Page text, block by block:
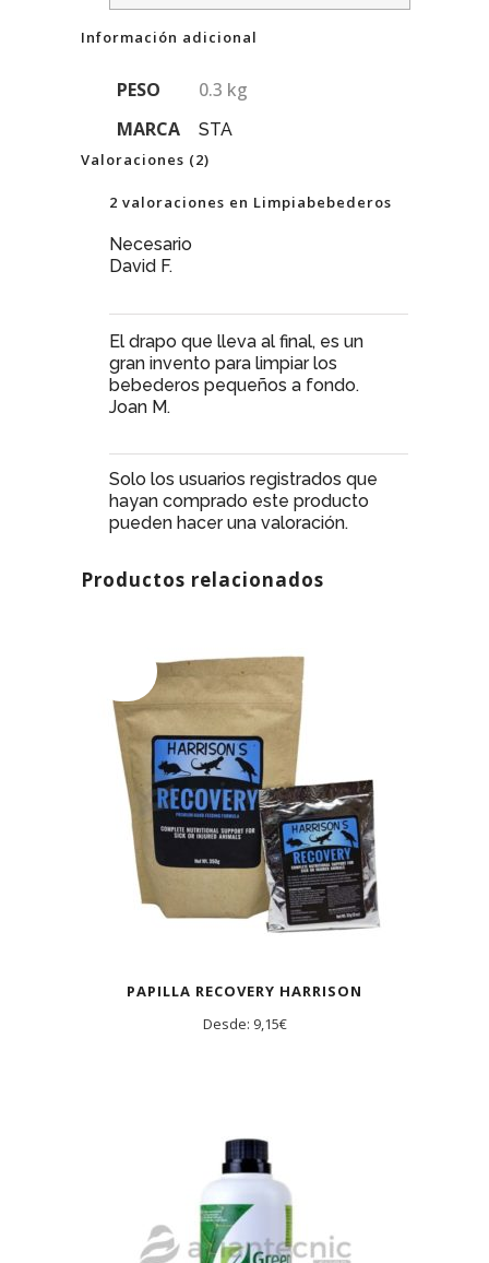
Información adicional
PESO
0.3 kg
MARCA
STA
Valoraciones (2)
2 valoraciones en Limpiabebederos
Necesario
David F.
El drapo que lleva al final, es un
gran invento para limpiar los
bebederos pequeños a fondo.
Joan M.
Solo los usuarios registrados que
hayan comprado este producto
pueden hacer una valoración.
Productos relacionados
AGOTADO
PAPILLA RECOVERY HARRISON
Desde: 9,15€